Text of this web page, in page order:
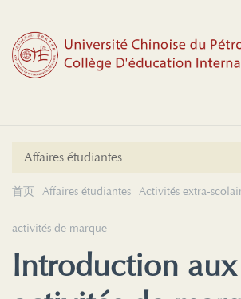
Affaires étudiantes
首页-Affaires étudiantes-Activités extra-
activités de marque
Introduction aux